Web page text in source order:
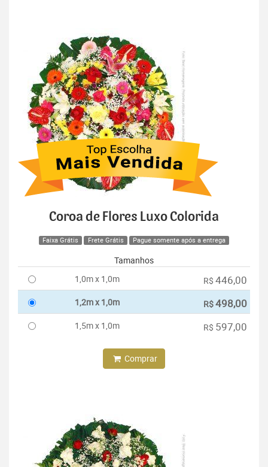
Coroa de Flores Luxo Colorida
Faixa Grátis Frete Grátis Pague somente após a entrega
Tamanhos
1,0m x 1,0m
R$ 446,00
1,2m x 1,0m R$498,00
1,5m x 1,0m R$ 597,00
Comprar